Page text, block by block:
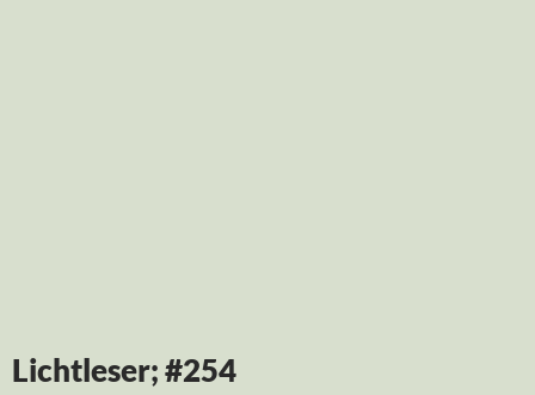
Lichtleser; #254